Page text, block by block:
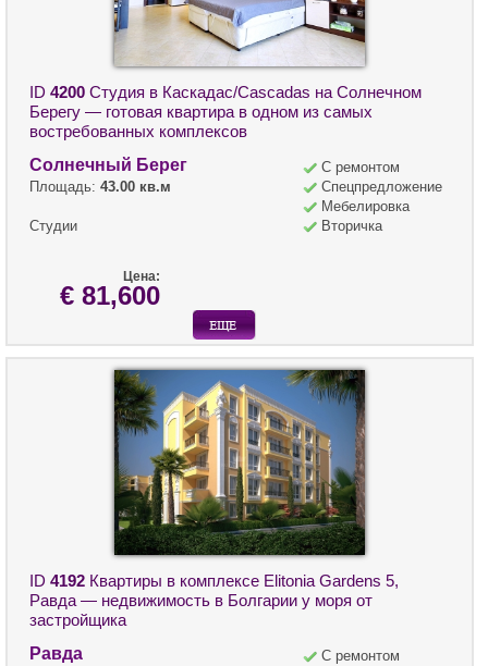
ID 4200 Студия в Каскадас/Cascadas на Солнечном
Берегу — готовая квартира в одном из самых
востребованных комплексов
Солнечный Берег
Площадь: 43.00 кв.м
Студии
С ремонтом
Спецпредложение
Мебелировка
Вторичка
Цена:
€ 81,600
ID 4192 Квартиры в комплексе Elitonia Gardens 5,
Равда — недвижимость в Болгарии у моря от
застройщика
Равда
С ремонтом